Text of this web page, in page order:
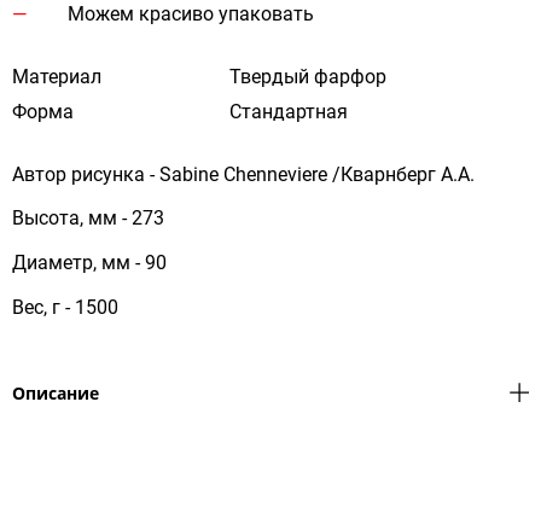
Можем красиво упаковать
Материал
Твердый фарфор
Форма
Стандартная
Автор рисунка - Sabine Chenneviere /Кварнберг А.А.
Высота, мм - 273
Диаметр, мм - 90
Вес, г - 1500
Описание